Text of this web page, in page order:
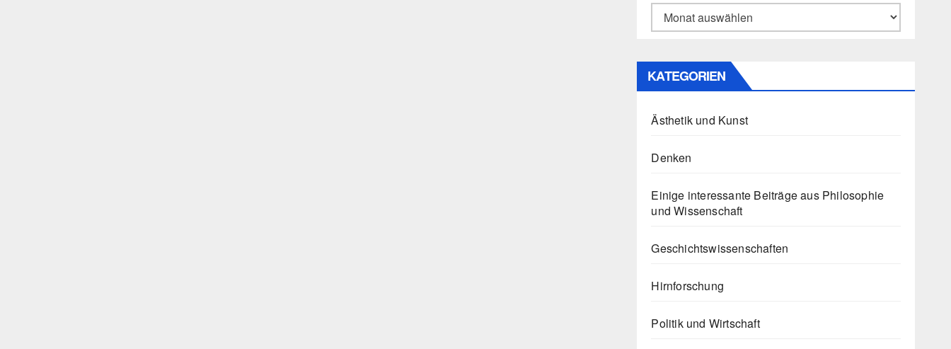
Archiv
KATEGORIEN
Ästhetik und Kunst
Denken
Einige interessante Beiträge aus Philosophie
und Wissenschaft
Geschichtswissenschaften
Hirnforschung
Politik und Wirtschaft